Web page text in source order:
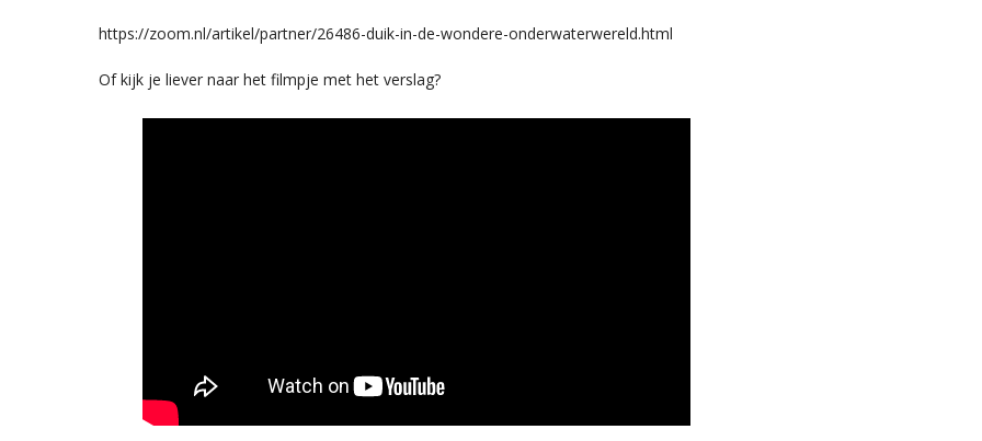
https://zoom.nl/artikel/partner/26486-duik-in-de-wondere-onderwaterwereld.html
Of kijk je liever naar het filmpje met het verslag?